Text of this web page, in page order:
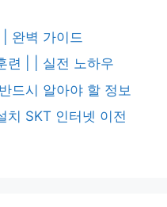
완벽 가이드
련 | | 실전 노하우
드시 알아야 할 정보
치 SKT 인터넷 이전